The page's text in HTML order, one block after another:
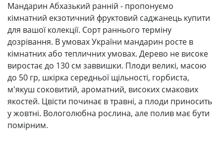
Мандарин Абхазький ранній - пропонуємо
кімнатний екзотичний фруктовий саджанець купити
для вашої колекції. Сорт раннього терміну
дозрівання. В умовах України мандарин росте в
кімнатних або тепличних умовах. Дерево не високе
виростає до 130 см заввишки. Плоди великі, масою
до 50 гр, шкірка середньої щільності, горбиста,
м'якуш соковитий, ароматний, високих смакових
якостей. Цвісти починає в травні, а плоди приносить
у жовтні. Вологолюбна рослина, але полив має бути
помірним.